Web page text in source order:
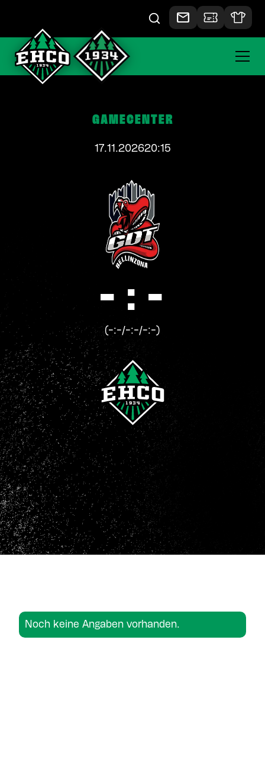
GAMECENTER
17.11.202620:15
- : -
(-:-/-:-/-:-)
Noch keine Angaben vorhanden.